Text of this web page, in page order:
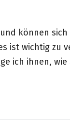
können
ist wichtig zu
ich ihnen,